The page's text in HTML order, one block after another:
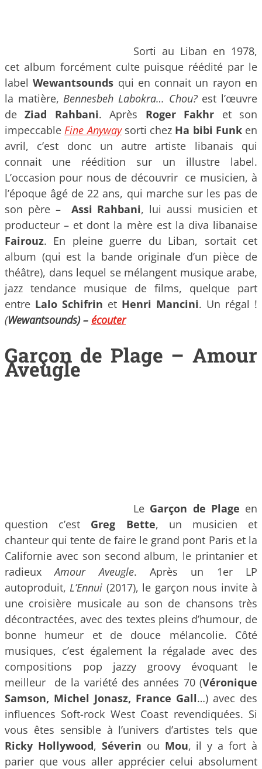
Sorti au Liban en 1978,
cet album forcément culte puisque réédité par le
labelWewantsounds qui en connait un rayon en
la matière,Bennesbeh Labokra… Chou?est l’œuvre
deZiad Rahbani. Après Roger Fakhr et son
impeccableFine Anywaysorti chez Ha bibi Funken
avril, c’est donc un autre artiste libanais qui
connait une réédition sur un illustre label.
L’occasion pour nous de découvrir ce musicien, à
l’époque âgé de 22 ans, qui marche sur les pas de
son père – Assi Rahbani, lui aussi musicien et
producteur – et dont la mère est la diva libanaise
Fairouz. En pleine guerre du Liban, sortait cet
album (qui est la bande originale d’un pièce de
théâtre), dans lequel se mélangent musique arabe,
jazz tendance musique de films, quelque part
entre Lalo Schifrin et Henri Mancini. Un régal !
(Wewantsounds) – écouter
Garçon de Plage – Amour
Aveugle
Le Garçon de Plage en
question c’est Greg Bette, un musicien et
chanteur qui tente de faire le grand pont Paris et la
Californie avec son second album, le printanier et
radieuxAmour Aveugle. Après un 1er LP
autoproduit,L’Ennui (2017), le garçon nous invite à
une croisière musicale au son de chansons très
décontractées, avec des textes pleins d’humour, de
bonne humeur et de douce mélancolie. Côté
musiques, c’est également la régalade avec des
compositions pop jazzy groovy évoquant le
meilleur de la variété des années 70 (Véronique
Samson, Michel Jonasz, France Gall…) avec des
influences Soft-rock West Coast revendiquées. Si
vous êtes sensible à l’univers d’artistes tels que
Ricky Hollywood, Séverin ou Mou, il y a fort à
parier que vous aller apprécier celui absolument